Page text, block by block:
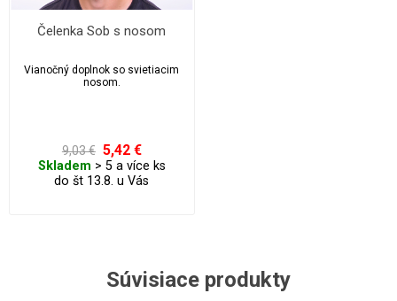
Čelenka Sob s nosom
Vianočný doplnok so svietiacim
nosom.
9,03 € 5,42 €
Skladem > 5 a více ks
do št 13.8. u Vás
Súvisiace produkty